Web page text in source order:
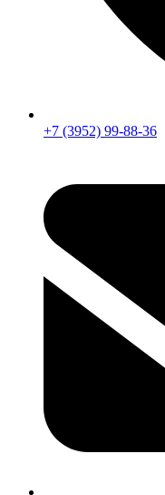
+7 (3952) 99-88-36